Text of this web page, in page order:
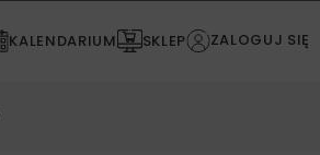
KALENDARIUM SKLEP ZALOGUJ SIĘ